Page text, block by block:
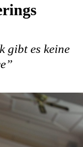
gibt es keine